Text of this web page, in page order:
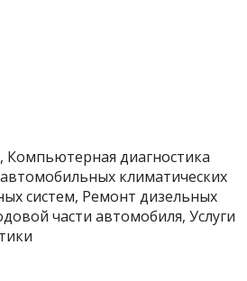
Компьютерная диагностика
климатических
систем, Ремонт дизельных
части автомобиля, Услуги